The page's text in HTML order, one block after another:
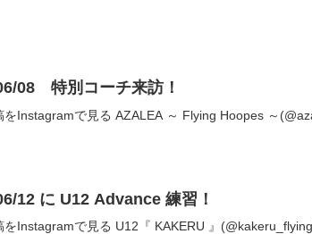
08 特別コーチ来訪！
をInstagramで見る AZALEA ～ Flying Hoopes ～
12 に U12 Advance 練習！
をInstagramで見る U12『 KAKERU 』